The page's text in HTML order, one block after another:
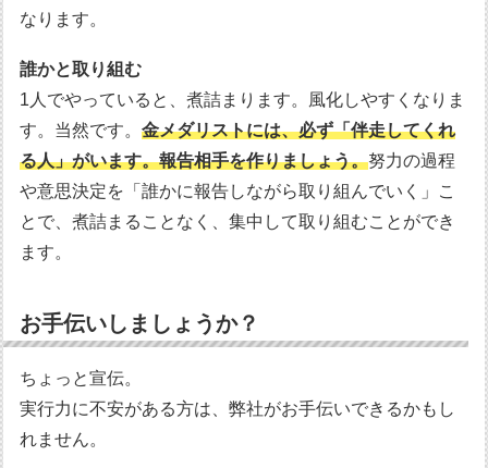
なります。
誰かと取り組む
1人でやっていると、煮詰まります。風化しやすくなりま
す。当然です。金メダリストには、必ず「伴走してくれ
る人」がいます。報告相手を作りましょう。努力の過程
や意思決定を「誰かに報告しながら取り組んでいく」こ
とで、煮詰まることなく、集中して取り組むことができ
ます。
お手伝いしましょうか？
ちょっと宣伝。
実行力に不安がある方は、弊社がお手伝いできるかもし
れません。